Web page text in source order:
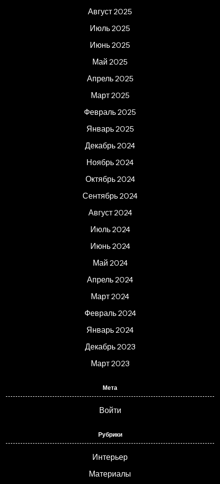
Август 2025
Июль 2025
Июнь 2025
Май 2025
Апрель 2025
Март 2025
Февраль 2025
Январь 2025
Декабрь 2024
Ноябрь 2024
Октябрь 2024
Сентябрь 2024
Август 2024
Июль 2024
Июнь 2024
Май 2024
Апрель 2024
Март 2024
Февраль 2024
Январь 2024
Декабрь 2023
Март 2023
Мета
Войти
Рубрики
Интерьер
Материалы